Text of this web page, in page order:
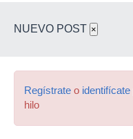
NUEVO POST ×
Regístrate o identifícate
hilo